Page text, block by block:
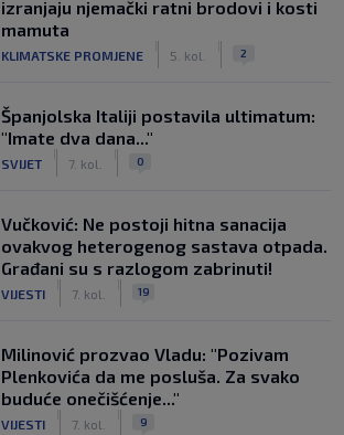
izranjaju njemački ratni brodovi i kosti
mamuta
KLIMATSKE PROMJENE 5. kol. 2
Španjolska Italiji postavila ultimatum:
"Imate dva dana..."
SVIJET 7. kol. 0
Vučković: Ne postoji hitna sanacija
ovakvog heterogenog sastava otpada.
Građani su s razlogom zabrinuti!
VIJESTI 7. kol. 19
Milinović prozvao Vladu: "Pozivam
Plenkovića da me posluša. Za svako
buduće onečišćenje..."
VIJESTI 7. kol. 9